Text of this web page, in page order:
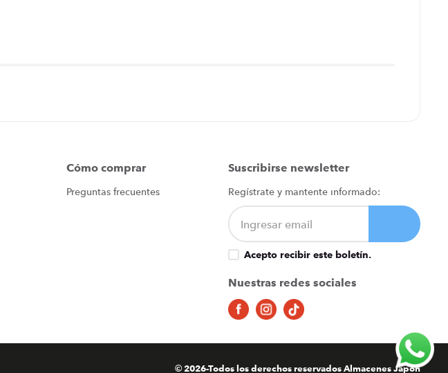
Cómo comprar
Preguntas frecuentes
Suscribirse newsletter
Regístrate y mantente informado:
Acepto recibir este boletín.
Nuestras redes sociales
© 2026-Todos los derechos reservados Almacenes Japón